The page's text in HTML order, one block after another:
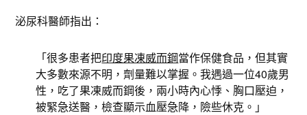
泌尿科醫師指出：
「很多患者把印度果凍威而鋼當作保健食品，但其實
大多數來源不明，劑量難以掌握。我遇過一位40歲男
性，吃了果凍威而鋼後，兩小時內心悸、胸口壓迫，
被緊急送醫，檢查顯示血壓急降，險些休克。」